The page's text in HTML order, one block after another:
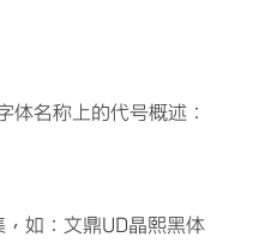
体名称上的代号概述：
，如：文鼎UD晶熙黑体